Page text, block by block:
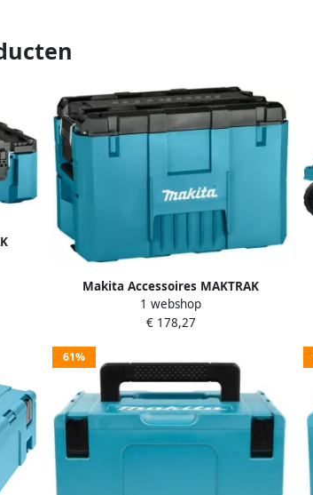
Makita Accessoires MAKTRAK
Gereedschapskist Extensie Extra Large
P-91023
1 webshop
€ 178,27
61%